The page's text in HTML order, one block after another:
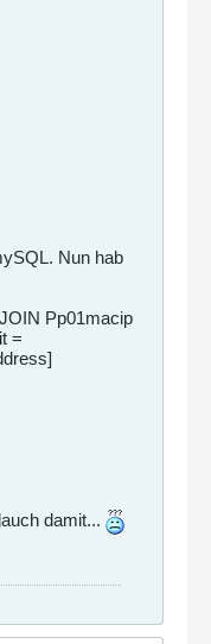
Nun hab
Pp01macip
=
damit...